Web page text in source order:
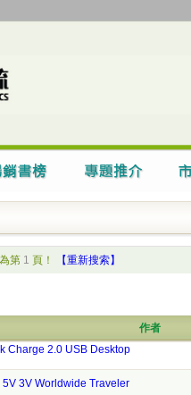
第 1 頁！ 【重新搜索】
作者
Charge 2.0 USB Desktop
3V Worldwide Traveler